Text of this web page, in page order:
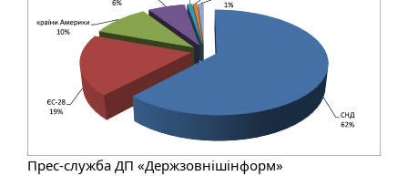
Прес-служба ДП «Держзовнішінформ»